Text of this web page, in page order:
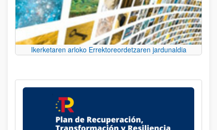
Ikerketaren arloko Errektoreordetzaren jardunaldia